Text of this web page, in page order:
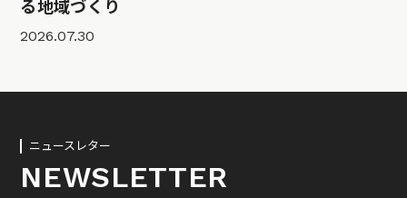
る地域づくり
2026.07.30
ニュースレター
NEWSLETTER